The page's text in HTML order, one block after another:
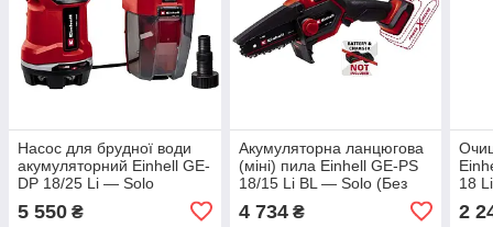
Насос для брудної води
акумуляторний Einhell GE-
DP 18/25 Li — Solo
5 550 ₴
Акумуляторна ланцюгова
(міні) пила Einhell GE-PS
18/15 Li BL — Solo (Без
4 734₴
18
2